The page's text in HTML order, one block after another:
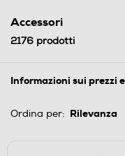
Accessori
2176 prodotti
Informazioni sui prezzi
Ordina per: